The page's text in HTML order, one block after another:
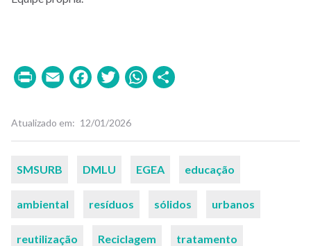
PrintEmailFacebook
TwitterWhatsApp
Atualizado em 12/01/2026
Palavras-
SMSURB DMLU EGEA educação
ambiental resíduos sólidos urbanos
reutilização Reciclagem tratamento